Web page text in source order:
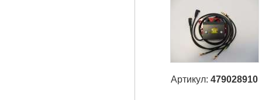
Артикул: 479028910